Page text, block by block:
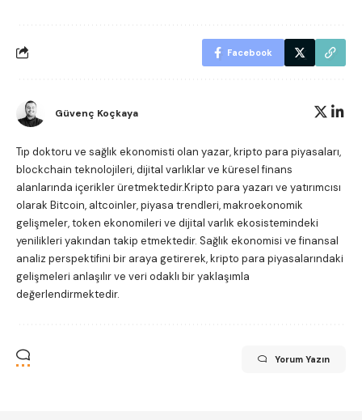
Facebook
Güvenç Koçkaya
Tıp doktoru ve sağlık ekonomisti olan yazar, kripto para piyasaları,
blockchain teknolojileri, dijital varlıklar ve küresel finans
alanlarında içerikler üretmektedir.Kripto para yazarı ve yatırımcısı
olarak Bitcoin, altcoinler, piyasa trendleri, makroekonomik
gelişmeler, token ekonomileri ve dijital varlık ekosistemindeki
yenilikleri yakından takip etmektedir. Sağlık ekonomisi ve finansal
analiz perspektifini bir araya getirerek, kripto para piyasalarındaki
gelişmeleri anlaşılır ve veri odaklı bir yaklaşımla
değerlendirmektedir.
Yorum Yazın